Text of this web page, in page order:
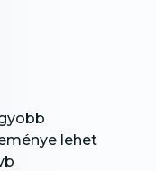
lehet